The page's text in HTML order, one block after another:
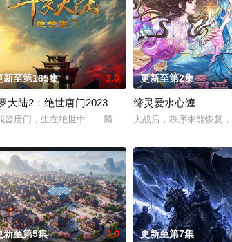
数字世界时，他原本以为能在这片熟悉的地方游刃有余
新至第165集 3.0
大陆2：绝世唐门2023
皆唐门，生在绝世中——腾讯视频《斗罗大陆绝世唐门》
更新至第2集
缔灵爱水心缠
大战后，秩序未能恢复
新至第5集 3.0 更新至第7集